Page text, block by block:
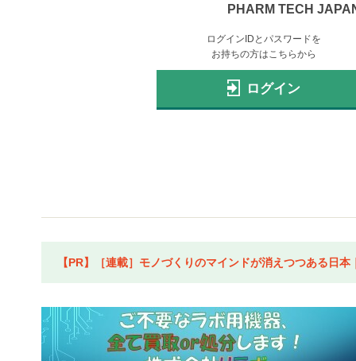
PHARM TECH
ログインIDとパスワードを
お持ちの方はこちらから
ログイン
【PR】［連載］モノづくりのマインドが消えつつある日